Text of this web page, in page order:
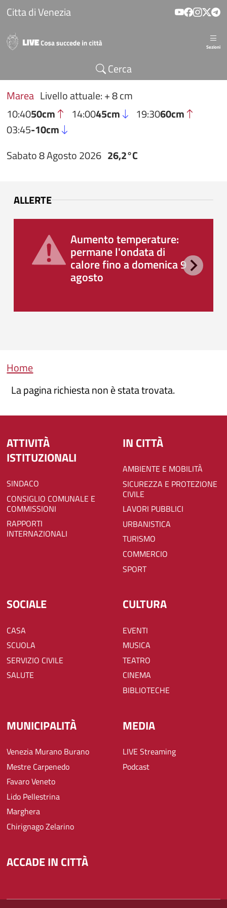
Salta al contenuto principale
Citta di Venezia
Sezioni
Cerca
Marea Livello attuale: + 8 cm
10:4050cm 14:0045cm 19:3060cm
03:45-10cm
Sabato 8 Agosto 2026 26,2°C
ALLERTE
Aumento temperature:
permane l'ondata di
calore fino a domenica 9
agosto
Briciole di pane
Home
La pagina richiesta non è stata trovata.
ATTIVITÀ
ISTITUZIONALI
SINDACO
CONSIGLIO COMUNALE E
COMMISSIONI
RAPPORTI
INTERNAZIONALI
IN CITTÀ
AMBIENTE E MOBILITÀ
SICUREZZA E PROTEZIONE
CIVILE
LAVORI PUBBLICI
URBANISTICA
TURISMO
COMMERCIO
SPORT
SOCIALE
CASA
SCUOLA
SERVIZIO CIVILE
SALUTE
CULTURA
EVENTI
MUSICA
TEATRO
CINEMA
BIBLIOTECHE
MUNICIPALITÀ
Venezia Murano Burano
Mestre Carpenedo
Favaro Veneto
Lido Pellestrina
Marghera
Chirignago Zelarino
MEDIA
LIVE Streaming
Podcast
ACCADE IN CITTÀ